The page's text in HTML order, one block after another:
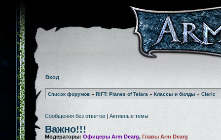
Вход
Список форумов » RIFT: Planes of Telara » Классы и билды » Cleric
Сообщения без ответов | Активные темы
Важно!!!
Модераторы: Офицеры Arm Dearg, Главы Arm Dearg